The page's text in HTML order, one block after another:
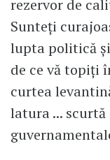
rezervor de
Sunteți
lupta politică
de ce vă topiți
curtea
latura ...